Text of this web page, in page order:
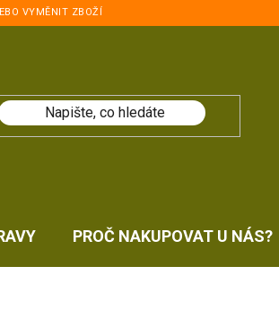
VYMĚNIT ZBOŽÍ
PROČ NAKUPOVAT U NÁS?